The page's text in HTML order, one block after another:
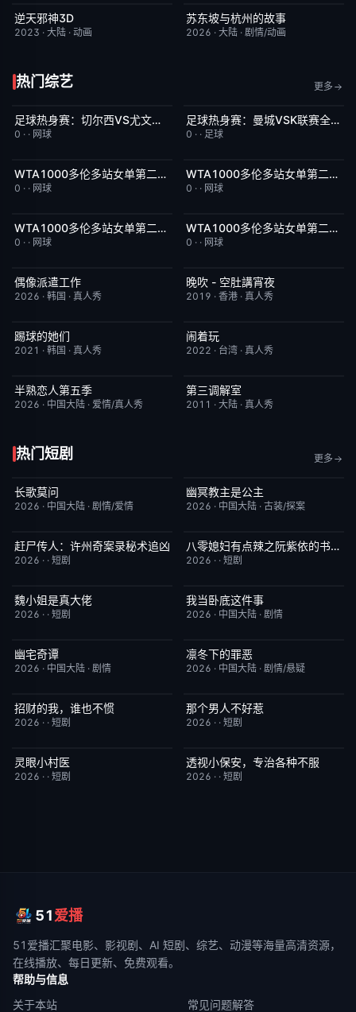
更新至第49集
逆天邪神3D
2023 · 大陆 · 动画
更新至第16集
苏东坡与杭州的故事
2026 · 大陆 · 剧情/动画
热门综艺 更多
8月7日上线 5.0
足球热身赛：切尔西VS尤文图斯20260805
0 · · 网球
8月7日上线 8.0足球热身赛：曼城VSK联赛全明星20260805
0 · · 足球
8月7日上线 7.0WTA1000多伦多站女单第二轮：陶森VS巴图科娃
0 · · 网球
8月7日上线 6.0WTA1000多伦多站女单第二轮：萨巴伦卡VS内岛萌夏
0 · · 网球
8月7日上线 5.0WTA1000多伦多站女单第二轮：科斯秋克VS谢博芙
0 · · 网球
8月7日上线 4.0WTA1000多伦多站女单第二轮：贝莱克VS斯瓦泰克
0 · · 网球
已完结
偶像派遣工作
2026 · 韩国 · 真人秀
更新至第334期
晚吹 - 空肚講宵夜
2019 · 香港 · 真人秀
今日更新
踢球的她们
2021 · 韩国 · 真人秀
今日更新
闹着玩
2022 · 台湾 · 真人秀
本周更新
半熟恋人第五季
2026 · 中国大陆 · 爱情/真人秀
今日更新
第三调解室
2011 · 大陆 · 真人秀
热门短剧 更多
已完结
长歌莫问
2026 · 中国大陆 · 剧情/爱情
已完结
幽冥教主是公主
2026 · 中国大陆 · 古装/探案
完结 9.0
赶尸传人：许州奇案录秘术追凶
2026 · · 短剧
完结 5.0八零媳妇有点辣之阮紫依的书中梦
2026 · · 短剧
完结
魏小姐是真大佬
2026 · · 短剧
已完结
我当卧底这件事
2026 · 中国大陆 · 剧情
更新至第14集
幽宅奇谭
2026 · 中国大陆 · 剧情
更新至第16集
凛冬下的罪恶
2026 · 中国大陆 · 剧情/悬疑
完结
招财的我，谁也不惯
2026 · · 短剧
完结
那个男人不好惹
2026 · · 短剧
完结
灵眼小村医
2026 · · 短剧
完结
透视小保安，专治各种不服
2026 · · 短剧
51爱播
51爱播汇聚电影、影视剧、AI 短剧、综艺、动漫等海量高清资源，
在线播放、每日更新、免费观看。
帮助与信息
关于本站
常见问题解答